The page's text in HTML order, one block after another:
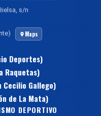
s/n
Maps
Deportes)
Raquetas)
Cecilio Gallego)
de La Mata)
DEPORTIVO